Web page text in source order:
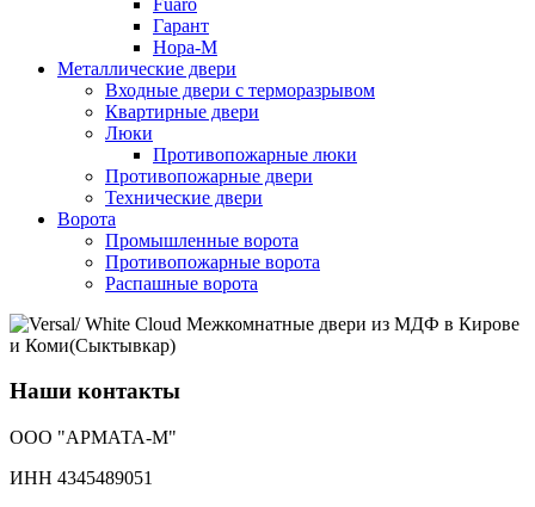
Гарант
Нора-М
Металлические двери
Входные двери с терморазрывом
Квартирные двери
Люки
Противопожарные люки
Противопожарные двери
Технические двери
Ворота
Промышленные ворота
Противопожарные ворота
Распашные ворота
Наши контакты
ООО "АРМАТА-М"
ИНН 4345489051